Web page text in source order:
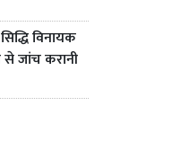
विनायक
जांच करानी